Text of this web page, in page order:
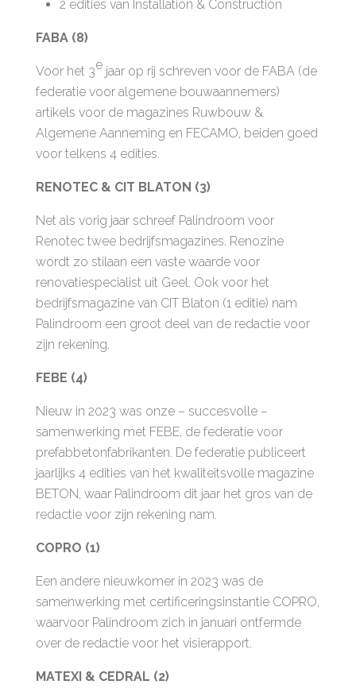
2 edities van Installation & Construction
FABA (8)
Voor het 3e jaar op rij schreven voor de FABA (de
federatie voor algemene bouwaannemers)
artikels voor de magazines Ruwbouw &
Algemene Aanneming en FECAMO, beiden goed
voor telkens 4 edities.
RENOTEC & CIT BLATON (3)
Net als vorig jaar schreef Palindroom voor
Renotec twee bedrijfsmagazines. Renozine
wordt zo stilaan een vaste waarde voor
renovatiespecialist uit Geel. Ook voor het
bedrijfsmagazine van CIT Blaton (1 editie) nam
Palindroom een groot deel van de redactie voor
zijn rekening.
FEBE (4)
Nieuw in 2023 was onze – succesvolle –
samenwerking met FEBE, de federatie voor
prefabbetonfabrikanten. De federatie publiceert
jaarlijks 4 edities van het kwaliteitsvolle magazine
BETON, waar Palindroom dit jaar het gros van de
redactie voor zijn rekening nam.
COPRO (1)
Een andere nieuwkomer in 2023 was de
samenwerking met certificeringsinstantie COPRO,
waarvoor Palindroom zich in januari ontfermde
over de redactie voor het visierapport.
MATEXI & CEDRAL (2)